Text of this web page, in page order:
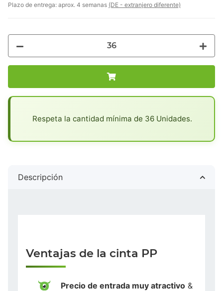
Plazo de entrega: aprox. 4 semanas (DE - extranjero diferente)
Respeta la cantidad mínima de 36 Unidades.
Descripción
Ventajas de la cinta PP
Precio de entrada muy atractivo &